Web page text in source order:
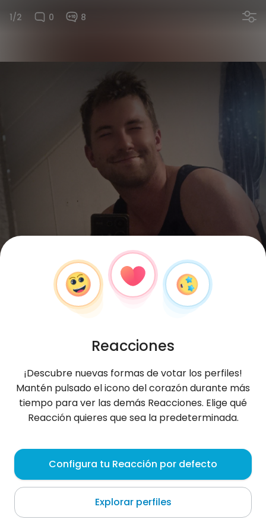
1/2 0 8
Frans,
Nie lubię sztruksu 🙃
Sobre mí
Reacciones
¡Descubre nuevas formas de votar los perfiles!
Mantén pulsado el icono del corazón durante más
tiempo para ver las demás Reacciones. Elige qué
Reacción quieres que sea la predeterminada.
Configura tu Reacción por defecto
Explorar perfiles